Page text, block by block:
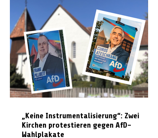
„Keine Instrumentalisierung“: Zwei
Kirchen protestieren gegen AfD-
Wahlplakate